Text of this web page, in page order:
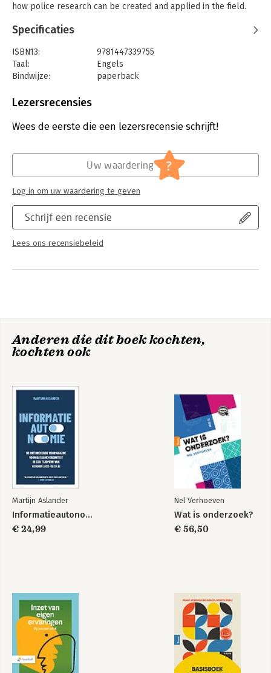
how police research can be created and applied in the field.
Specificaties
ISBN13:
9781447339755
Taal:
Engels
Bindwijze:
paperback
Uitgever:
Geen conversie aanwezig
Lezersrecensies
Wees de eerste die een lezersrecensie schrijft!
Schrijf een recensie
Lees ons recensiebeleid
Uw waardering ?
Log in om uw waardering te geven
Anderen die dit boek kochten,
kochten ook
Martijn Aslander
Informatieautonomie
€ 24,99
Nel Verhoeven
Wat is onderzoek?
€ 56,50